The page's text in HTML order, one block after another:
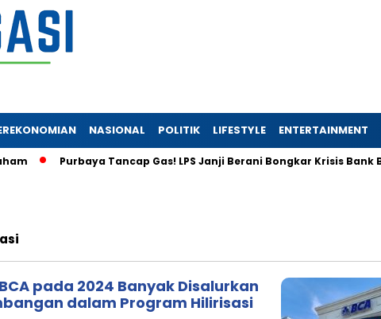
NASIONAL POLITIK LIFESTYLE ENTERTAINMENT
Purbaya Tancap Gas! LPS Janji Berani Bongkar Krisis Bank BPR
pada 2024 Banyak Disalurkan
dalam Program Hilirisasi